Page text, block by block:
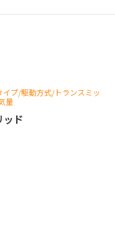
イプ/駆動方式/トランスミッ
量
ッド